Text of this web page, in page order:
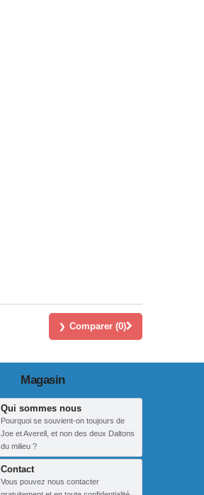
Comparer (0)
Magasin
Qui sommes nous
Pourquoi se souvient-on toujours de
Joe et Averell, et non des deux Daltons
du milieu ?
Contact
Vous pouvez nous contacter